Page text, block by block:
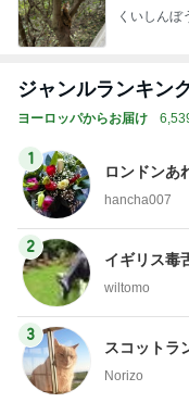
くいしんぼ
ジャンルランキン
ヨーロッパからお届け
1
ロンドンあ
hancha007
2
イギリス毒
wiltomo
3
スコットラ
Norizo